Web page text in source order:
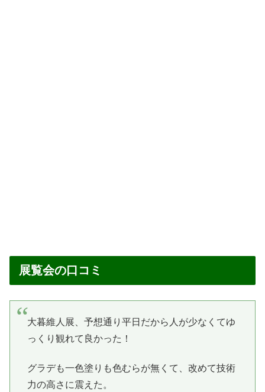
展覧会の口コミ
大暮維人展、予想通り平日だから人が少なくてゆ
っくり観れて良かった！
グラデも一色塗りも色むらが無くて、改めて技術
力の高さに震えた。